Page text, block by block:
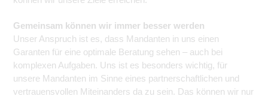
Gemeinsam können wir immer besser werden
Unser Anspruch ist es, dass Mandanten in uns einen
Garanten für eine optimale Beratung sehen – auch bei
komplexen Aufgaben. Uns ist es besonders wichtig, für
unsere Mandanten im Sinne eines partnerschaftlichen und
vertrauensvollen Miteinanders da zu sein. Das können wir nur